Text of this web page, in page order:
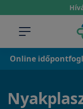
Online